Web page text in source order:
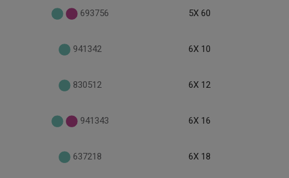
693756 5X 60
941342 6X 10
830512 6X 12
941343 6X 16
637218 6X 18